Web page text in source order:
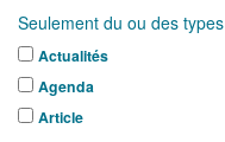
Seulement du ou des types
Actualités
Agenda
Article